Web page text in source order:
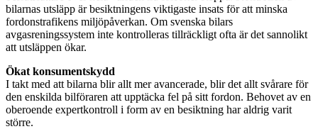
bilarnas utsläpp är besiktningens viktigaste insats för att minska
fordonstrafikens miljöpåverkan. Om svenska bilars
avgasreningssystem inte kontrolleras tillräckligt ofta är det sannolikt
att utsläppen ökar.
Ökat konsumentskydd
I takt med att bilarna blir allt mer avancerade, blir det allt svårare för
den enskilda bilföraren att upptäcka fel på sitt fordon. Behovet av en
oberoende expertkontroll i form av en besiktning har aldrig varit
större.